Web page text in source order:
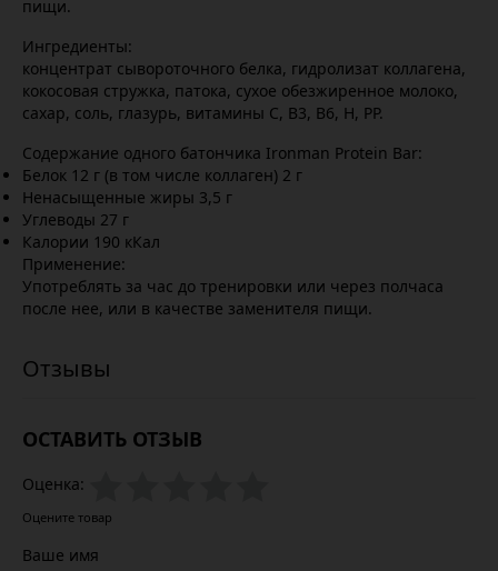
пищи.
Ингредиенты:
концентрат сывороточного белка, гидролизат коллагена,
кокосовая стружка, патока, сухое обезжиренное молоко,
сахар, соль, глазурь, витамины С, В3, В6, Н, РР.
Содержание одного батончика Ironman Protein Bar:
Белок 12 г (в том числе коллаген) 2 г
Ненасыщенные жиры 3,5 г
Углеводы 27 г
Калории 190 кКал
Применение:
Употреблять за час до тренировки или через полчаса
после нее, или в качестве заменителя пищи.
ОСТАВИТЬ ОТЗЫВ
Оценка:
Оцените товар
Ваше имя